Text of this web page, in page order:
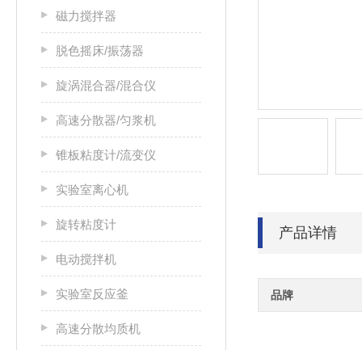
磁力搅拌器
脱色摇床/振荡器
旋涡混合器/混合仪
高速分散器/匀浆机
锥板粘度计/流变仪
实验室离心机
旋转粘度计
电动搅拌机
实验室反应釜
高速分散均质机
产品详情
品牌